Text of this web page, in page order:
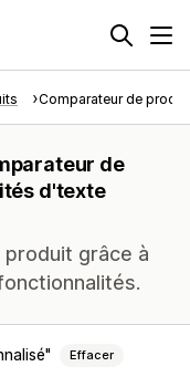
Comparateur de
de
d'texte
grâce à
Effacer